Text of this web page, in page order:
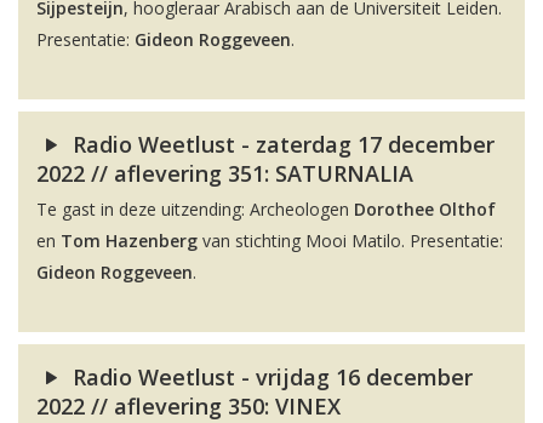
Sijpesteijn, hoogleraar Arabisch aan de Universiteit Leiden.
Presentatie: Gideon Roggeveen.
Radio Weetlust - zaterdag 17 december
2022 // aflevering 351: SATURNALIA
Te gast in deze uitzending: Archeologen Dorothee Olthof
en Tom Hazenberg van stichting Mooi Matilo. Presentatie:
Gideon Roggeveen.
Radio Weetlust - vrijdag 16 december
2022 // aflevering 350: VINEX